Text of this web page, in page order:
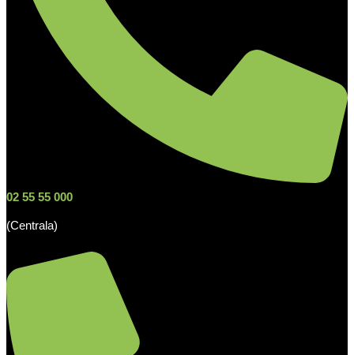
02 55 55 000
(Centrala)